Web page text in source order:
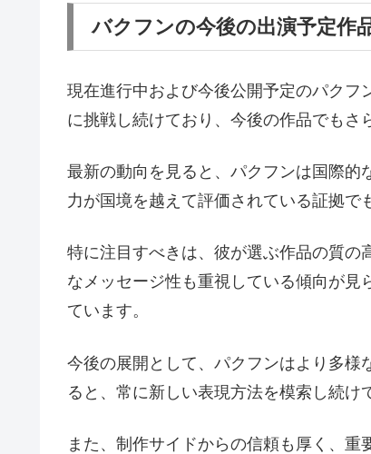
バクフンの今後の出演予定作
現在進行中および今後公開予定のパクフ
に挑戦し続けており、今後の作品でもさ
最新の動向を見ると、パクフンは国際的
力が国境を越えて評価されている証拠で
特に注目すべきは、彼が選ぶ作品の質の
なメッセージ性も重視している傾向が
ています。
今後の展開として、パクフンはより多様
ると、常に新しい表現方法を模索し続け
また、制作サイドからの信頼も厚く、